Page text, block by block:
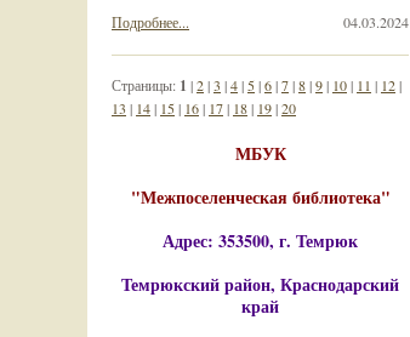
04.03.2024
Подробнее...
Страницы: 1 |2|3 |4| 5|6|7|8|9| 10| 11 | 12|
13 | 14| 15| 16| 17| 18| 19|20
МБУК
"Межпоселенческая библиотека"
Адрес: 353500, г. Темрюк
Темрюкский район, Краснодарский
край